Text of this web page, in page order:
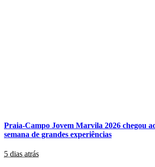
Praia-Campo Jovem Marvila 2026 chegou
semana de grandes experiências
5 dias atrás